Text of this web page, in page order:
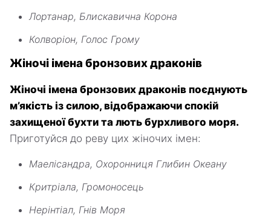
Лортанар, Блискавична Корона
Колворіон, Голос Грому
Жіночі імена бронзових драконів
Жіночі імена бронзових драконів поєднують
м’якість із силою, відображаючи спокій
захищеної бухти та лють бурхливого моря.
Приготуйся до реву цих жіночих імен:
Маелісандра, Охоронниця Глибин Океану
Критріала, Громоносець
Нерінтіал, Гнів Моря